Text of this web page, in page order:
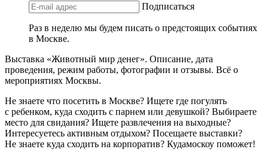
Подписаться
Раз в неделю мы будем писать о предстоящих событиях
в Москве.
Выставка «Животный мир денег». Описание, дата
проведения, режим работы, фотографии и отзывы. Всё о
мероприятиях Москвы.
Не знаете что посетить в Москве? Ищете где погулять
с ребенком, куда сходить с парнем или девушкой? Выбираете
место для свидания? Ищете развлечения на выходные?
Интересуетесь активным отдыхом? Посещаете выставки?
Не знаете куда сходить на корпоратив? Кудамоскоу поможет!